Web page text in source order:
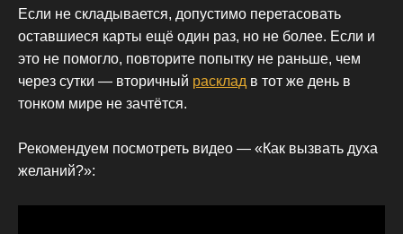
Если не складывается, допустимо перетасовать
оставшиеся карты ещё один раз, но не более. Если и
это не помогло, повторите попытку не раньше, чем
через сутки — вторичный расклад в тот же день в
тонком мире не зачтётся.
Рекомендуем посмотреть видео — «Как вызвать духа
желаний?»: